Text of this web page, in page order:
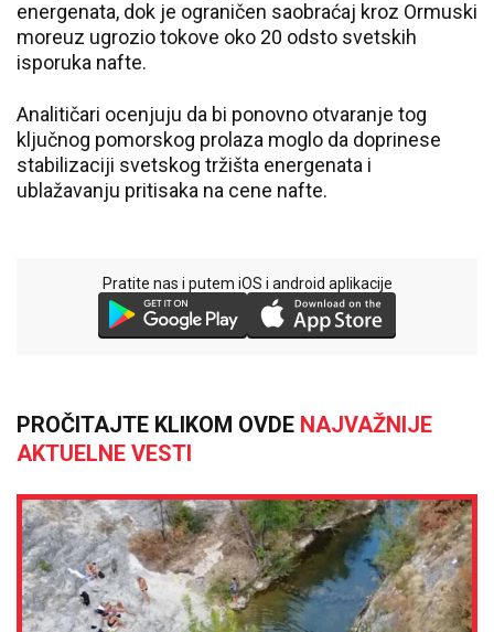
energenata, dok je ograničen saobraćaj kroz Ormuski
moreuz ugrozio tokove oko 20 odsto svetskih
isporuka nafte.
Analitičari ocenjuju da bi ponovno otvaranje tog
ključnog pomorskog prolaza moglo da doprinese
stabilizaciji svetskog tržišta energenata i
ublažavanju pritisaka na cene nafte.
Pratite nas i putem iOS i android aplikacije
PROČITAJTE KLIKOM OVDE NAJVAŽNIJE
AKTUELNE VESTI